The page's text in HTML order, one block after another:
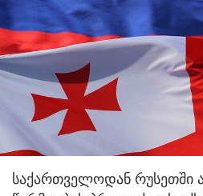
საქართველოდან რუსეთში